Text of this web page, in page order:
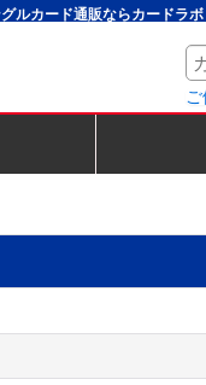
ルカード通販ならカードラボ